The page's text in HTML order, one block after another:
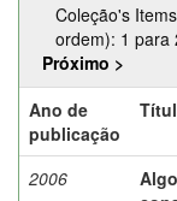
Coleção's
ordem): 1 para
Próximo >
Ano de
publicação
2006